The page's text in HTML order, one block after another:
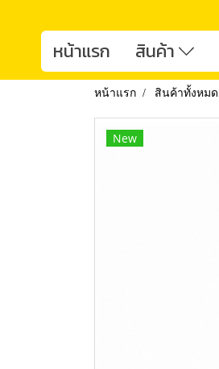
หน้าแรก สินค้า
หน้าแรก สินค้าทั้งหมด
New